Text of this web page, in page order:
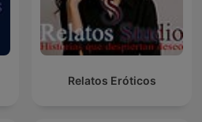
Relatos Eróticos